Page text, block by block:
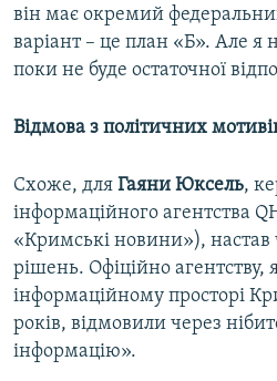
він має окремий
варіант – це план «Б». Але я
поки не буде остаточної
Відмова з політичних
Схоже, для Гаяни Юксель,
інформаційного агентства
«Кримські новини»),
рішень. Офіційно агентству,
інформаційному просторі
років, відмовили через
інформацію».